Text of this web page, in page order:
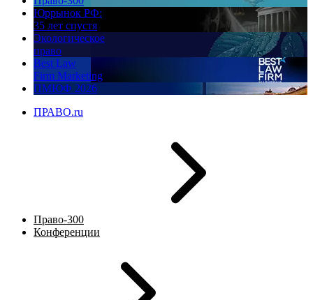
Юррынок РФ:
35 лет спустя
Экологическое
право
Best Law
Firm Marketing
ПМЮФ 2026
ПРАВО.ru
Право-300
Конференции